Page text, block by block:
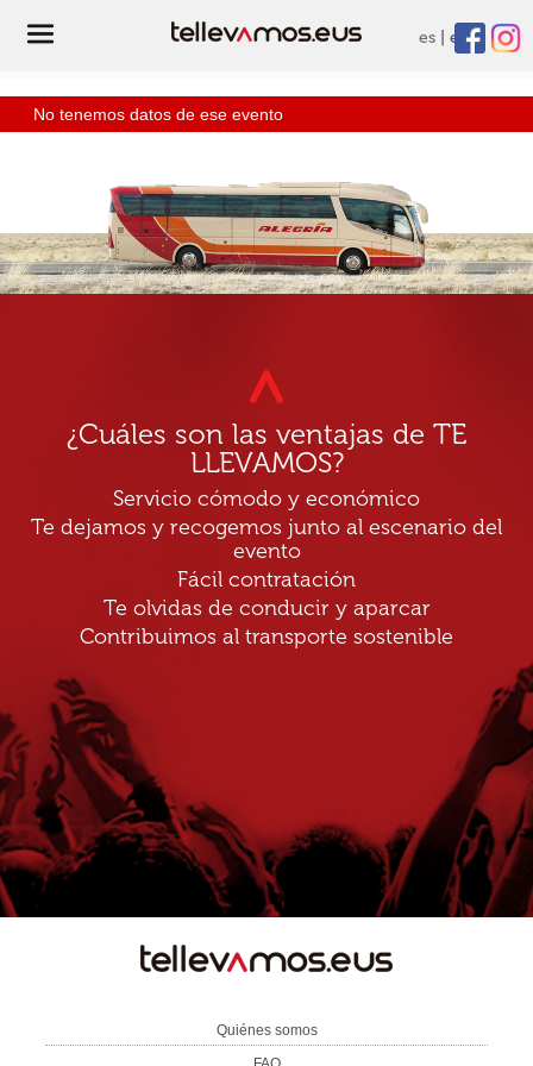
es eu
No tenemos datos de ese evento
¿Cuáles son las ventajas de TE
LLEVAMOS?
Servicio cómodo y económico
Te dejamos y recogemos junto al escenario del
evento
Fácil contratación
Te olvidas de conducir y aparcar
Contribuimos al transporte sostenible
Quiénes somos